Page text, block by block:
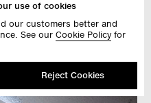
use of cookies
our customers better and
See our Cookie Policyfor
Reject Cookies